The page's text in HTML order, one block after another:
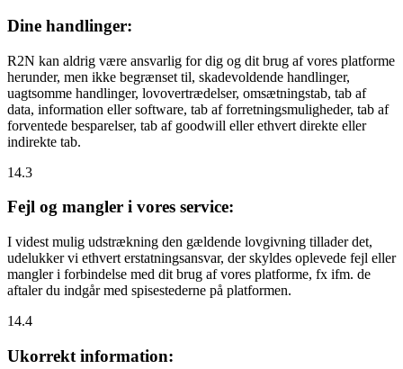
Dine handlinger:
R2N kan aldrig være ansvarlig for dig og dit brug af vores platforme
herunder, men ikke begrænset til, skadevoldende handlinger,
uagtsomme handlinger, lovovertrædelser, omsætningstab, tab af
data, information eller software, tab af forretningsmuligheder, tab af
forventede besparelser, tab af goodwill eller ethvert direkte eller
indirekte tab.
14.3
Fejl og mangler i vores service:
I videst mulig udstrækning den gældende lovgivning tillader det,
udelukker vi ethvert erstatningsansvar, der skyldes oplevede fejl eller
mangler i forbindelse med dit brug af vores platforme, fx ifm. de
aftaler du indgår med spisestederne på platformen.
14.4
Ukorrekt information: